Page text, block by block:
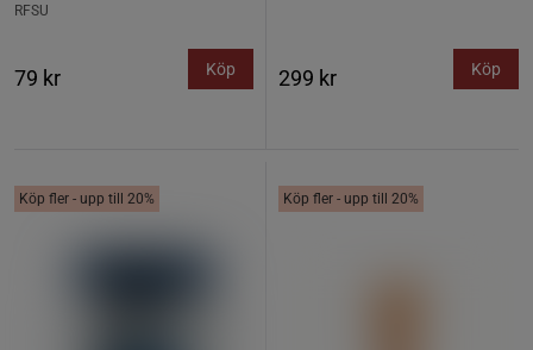
RFSU
79 kr Köp 299 kr Köp
Köp fler - upp till 20% Köp fler - upp till 20%